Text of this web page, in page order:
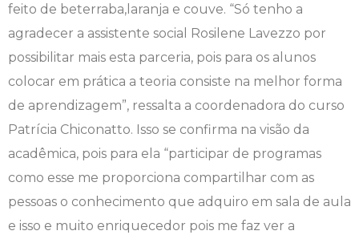
feito de beterraba,laranja e couve. “Só tenho a
agradecer a assistente social Rosilene Lavezzo por
possibilitar mais esta parceria, pois para os alunos
colocar em prática a teoria consiste na melhor forma
de aprendizagem”, ressalta a coordenadora do curso
Patrícia Chiconatto. Isso se confirma na visão da
acadêmica, pois para ela “participar de programas
como esse me proporciona compartilhar com as
pessoas o conhecimento que adquiro em sala de aula
e isso e muito enriquecedor pois me faz ver a
Publicidade e Propaganda
Seguro Escolar
Sapien
Simulado Preparatório
Revistas Campo Real
WhatsApp Campo Real